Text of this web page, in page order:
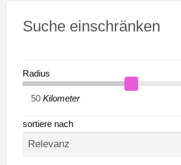
Suche einschränken
Radius
Kilometer
sortiere nach